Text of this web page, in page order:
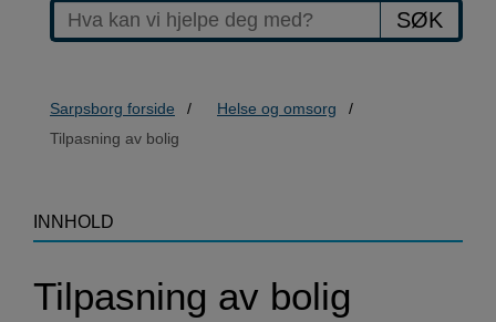
SØK
Sarpsborg forside
Helse og omsorg
Tilpasning av bolig
>Tilpasning
bolig
INNHOLD
Tilpasning av bolig